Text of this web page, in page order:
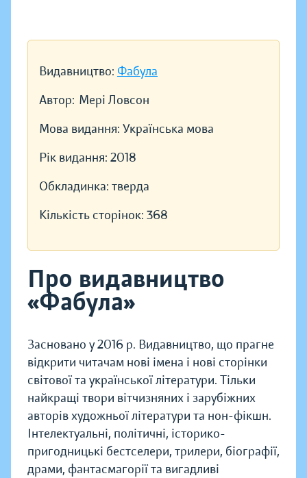
Видавництво: Фабула
Автор: Мері Ловсон
Мова видання: Українська мова
Рік видання: 2018
Обкладинка: тверда
Кількість сторінок: 368
Про видавництво
«Фабула»
Засновано у 2016 р. Видавництво, що прагне
відкрити читачам нові імена і нові сторінки
світової та української літератури. Тільки
найкращі твори вітчизняних і зарубіжних
авторів художньої літератури та нон-фікшн.
Інтелектуальні, політичні, історико-
пригодницькі бестселери, трилери, біографії,
драми, фантасмагорії та вигадливі